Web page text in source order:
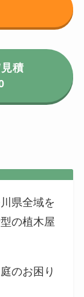
積
県全域を
の植木屋
のお困り